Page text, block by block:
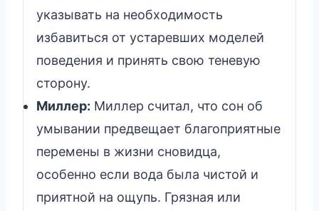
указывать на необходимость
избавиться от устаревших моделей
поведения и принять свою теневую
сторону.
Миллер: Миллер считал, что сон об
умывании предвещает благоприятные
перемены в жизни сновидца,
особенно если вода была чистой и
приятной на ощупь. Грязная или